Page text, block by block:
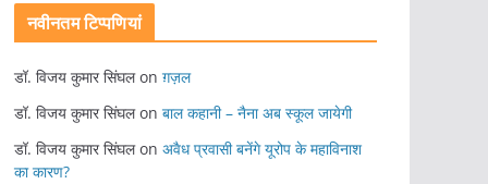
नवीनतम टिप्पणियां
डॉ. विजय कुमार सिंघलon ग़ज़ल
डॉ. विजय कुमार सिंघलon बाल कहानी – नैना अब स्कूल जायेगी
डॉ. विजय कुमार सिंघलon अवैध प्रवासी बनेंगे यूरोप के महाविनाश
का कारण?